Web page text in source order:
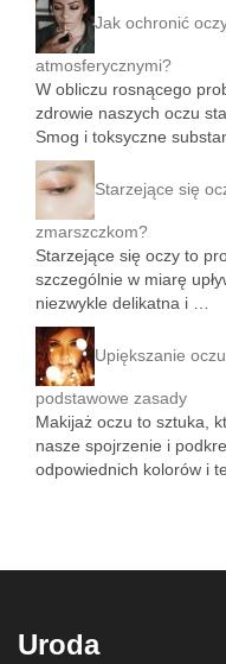
Jak ochronić
atmosferycznymi?
W obliczu rosnącego
zdrowie naszych oczu
Smog i toksyczne
Starzejące się
zmarszczkom?
Starzejące się oczy to
szczególnie w miarę
niezwykle delikatna i …
Upiększanie
podstawowe zasady
Makijaż oczu to sztuka,
nasze spojrzenie i
odpowiednich kolorów i
Uroda